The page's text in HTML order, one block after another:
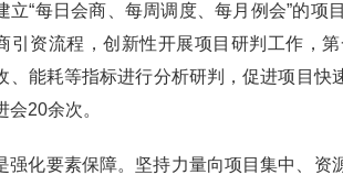
立“每日会商、每周调度、每月例会”的
引资流程，创新性开展项目研判工作，
、能耗等指标进行分析研判，促进项目
会20余次。
强化要素保障。坚持力量向项目集中、